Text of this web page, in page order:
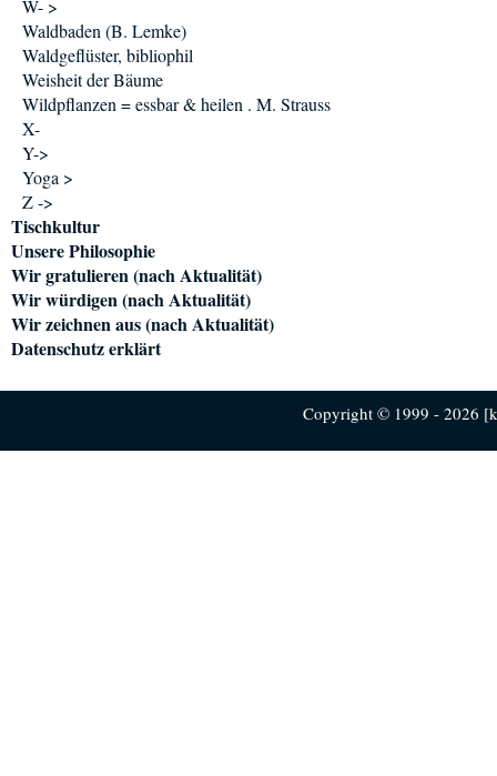
W- >
Waldbaden (B. Lemke)
Waldgeflüster, bibliophil
Weisheit der Bäume
Wildpflanzen = essbar & heilen . M. Strauss
X-
Y->
Yoga >
Z ->
Tischkultur
Unsere Philosophie
Wir gratulieren (nach Aktualität)
Wir würdigen (nach Aktualität)
Wir zeichnen aus (nach Aktualität)
Datenschutz erklärt
Copyright © 1999 - 2026